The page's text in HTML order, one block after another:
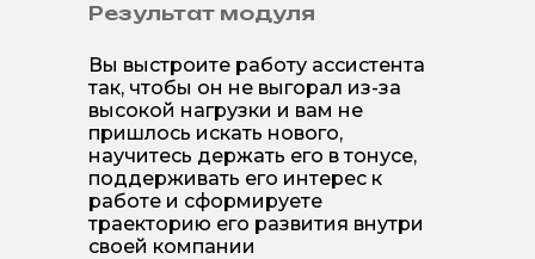
Результат модуля
Вы выстроите работу ассистента
так, чтобы он не выгорал из-за
высокой нагрузки и вам не
пришлось искать нового,
научитесь держать его в тонусе,
поддерживать его интерес к
работе и сформируете
траекторию его развития внутри
своей компании